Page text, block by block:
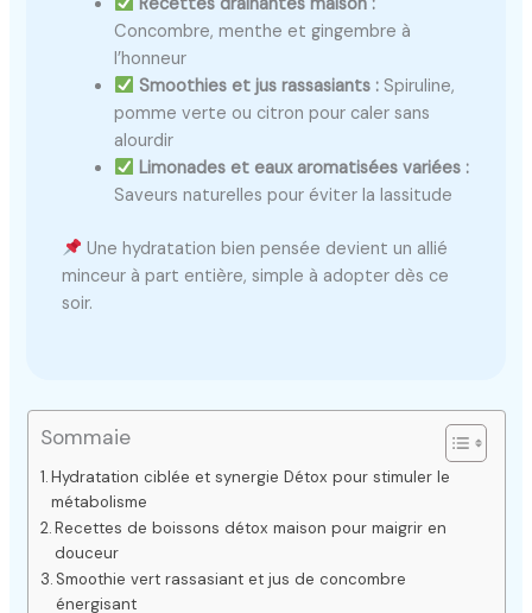
Concombre, menthe et gingembre à
l’honneur
Smoothies et jus rassasiants :Spiruline,
pomme verte ou citron pour caler sans
alourdir
Limonades et eaux aromatisées variées :
Saveurs naturelles pour éviter la lassitude
Une hydratation bien pensée devient un allié
minceur à part entière, simple à adopter dès ce
soir.
Sommaie
Hydratation ciblée et synergie Détox pour stimuler le
métabolisme
Recettes de boissons détox maison pour maigrir en
douceur
Smoothie vert rassasiant et jus de concombre
énergisant